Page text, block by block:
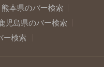
熊本県のバー検索
児島県のバー検索
ー検索